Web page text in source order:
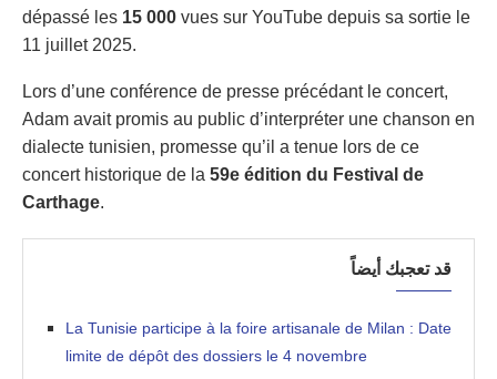
dépassé les 15 000 vues sur YouTube depuis sa sortie le
11 juillet 2025.
Lors d’une conférence de presse précédant le concert,
Adam avait promis au public d’interpréter une chanson en
dialecte tunisien, promesse qu’il a tenue lors de ce
concert historique de la 59e édition du Festival de
Carthage.
قد تعجبك أيضاً
La Tunisie participe à la foire artisanale de Milan : Date
limite de dépôt des dossiers le 4 novembre